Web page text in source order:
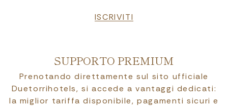
ISCRIVITI
SUPPORTO PREMIUM
Prenotando direttamente sul sito ufficiale
Duetorrihotels, si accede a vantaggi dedicati:
la miglior tariffa disponibile, pagamenti sicuri e